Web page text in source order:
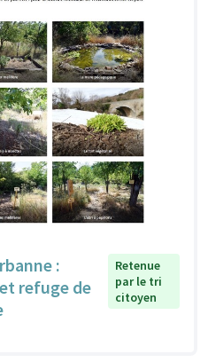
:
refuge de
Retenue
par le tri
citoyen